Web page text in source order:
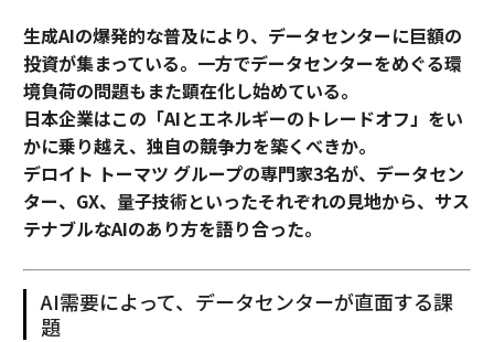
生成AIの爆発的な普及により、データセンターに巨額の
投資が集まっている。一方でデータセンターをめぐる環
境負荷の問題もまた顕在化し始めている。
日本企業はこの「AIとエネルギーのトレードオフ」をい
かに乗り越え、独自の競争力を築くべきか。
デロイト トーマツ グループの専門家3名が、データセン
ター、GX、量子技術といったそれぞれの見地から、サス
テナブルなAIのあり方を語り合った。
AI需要によって、データセンターが直面する課
題